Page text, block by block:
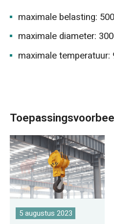
maximale belasting:
maximale diameter:
maximale
5 augustus 2023